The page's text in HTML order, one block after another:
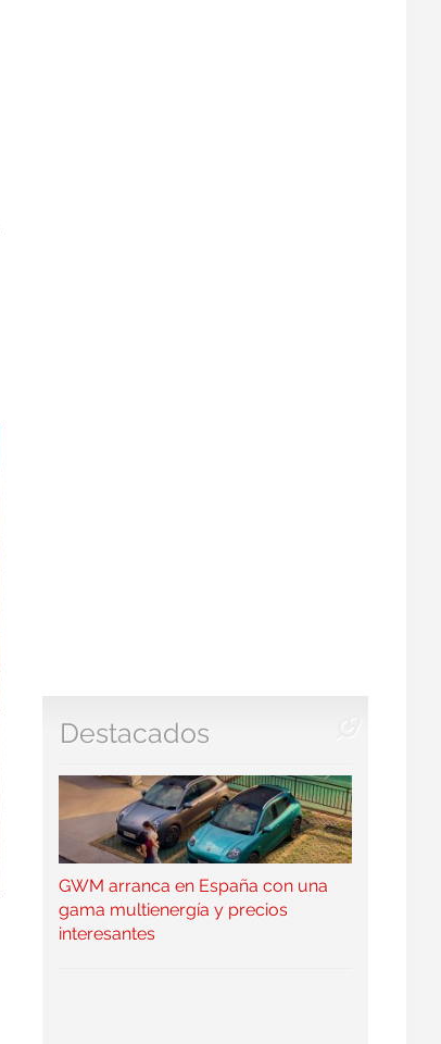
Destacados
GWM arranca en España con una
gama multienergía y precios
interesantes